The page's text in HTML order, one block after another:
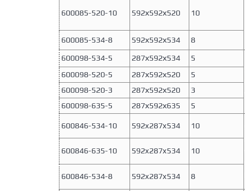
600085-520-10 592х592х520 10
600085-534-8 592х592х534
8
600098-534-5
287х592х534
5
600098-520-5 287х592х520
5
600098-520-3
287х592х520
3
600098-635-5
287х592х635 5
600846-534-10 592x287x534 10
600846-635-10 592x287x534 10
600846-534-8 592x287x534 8